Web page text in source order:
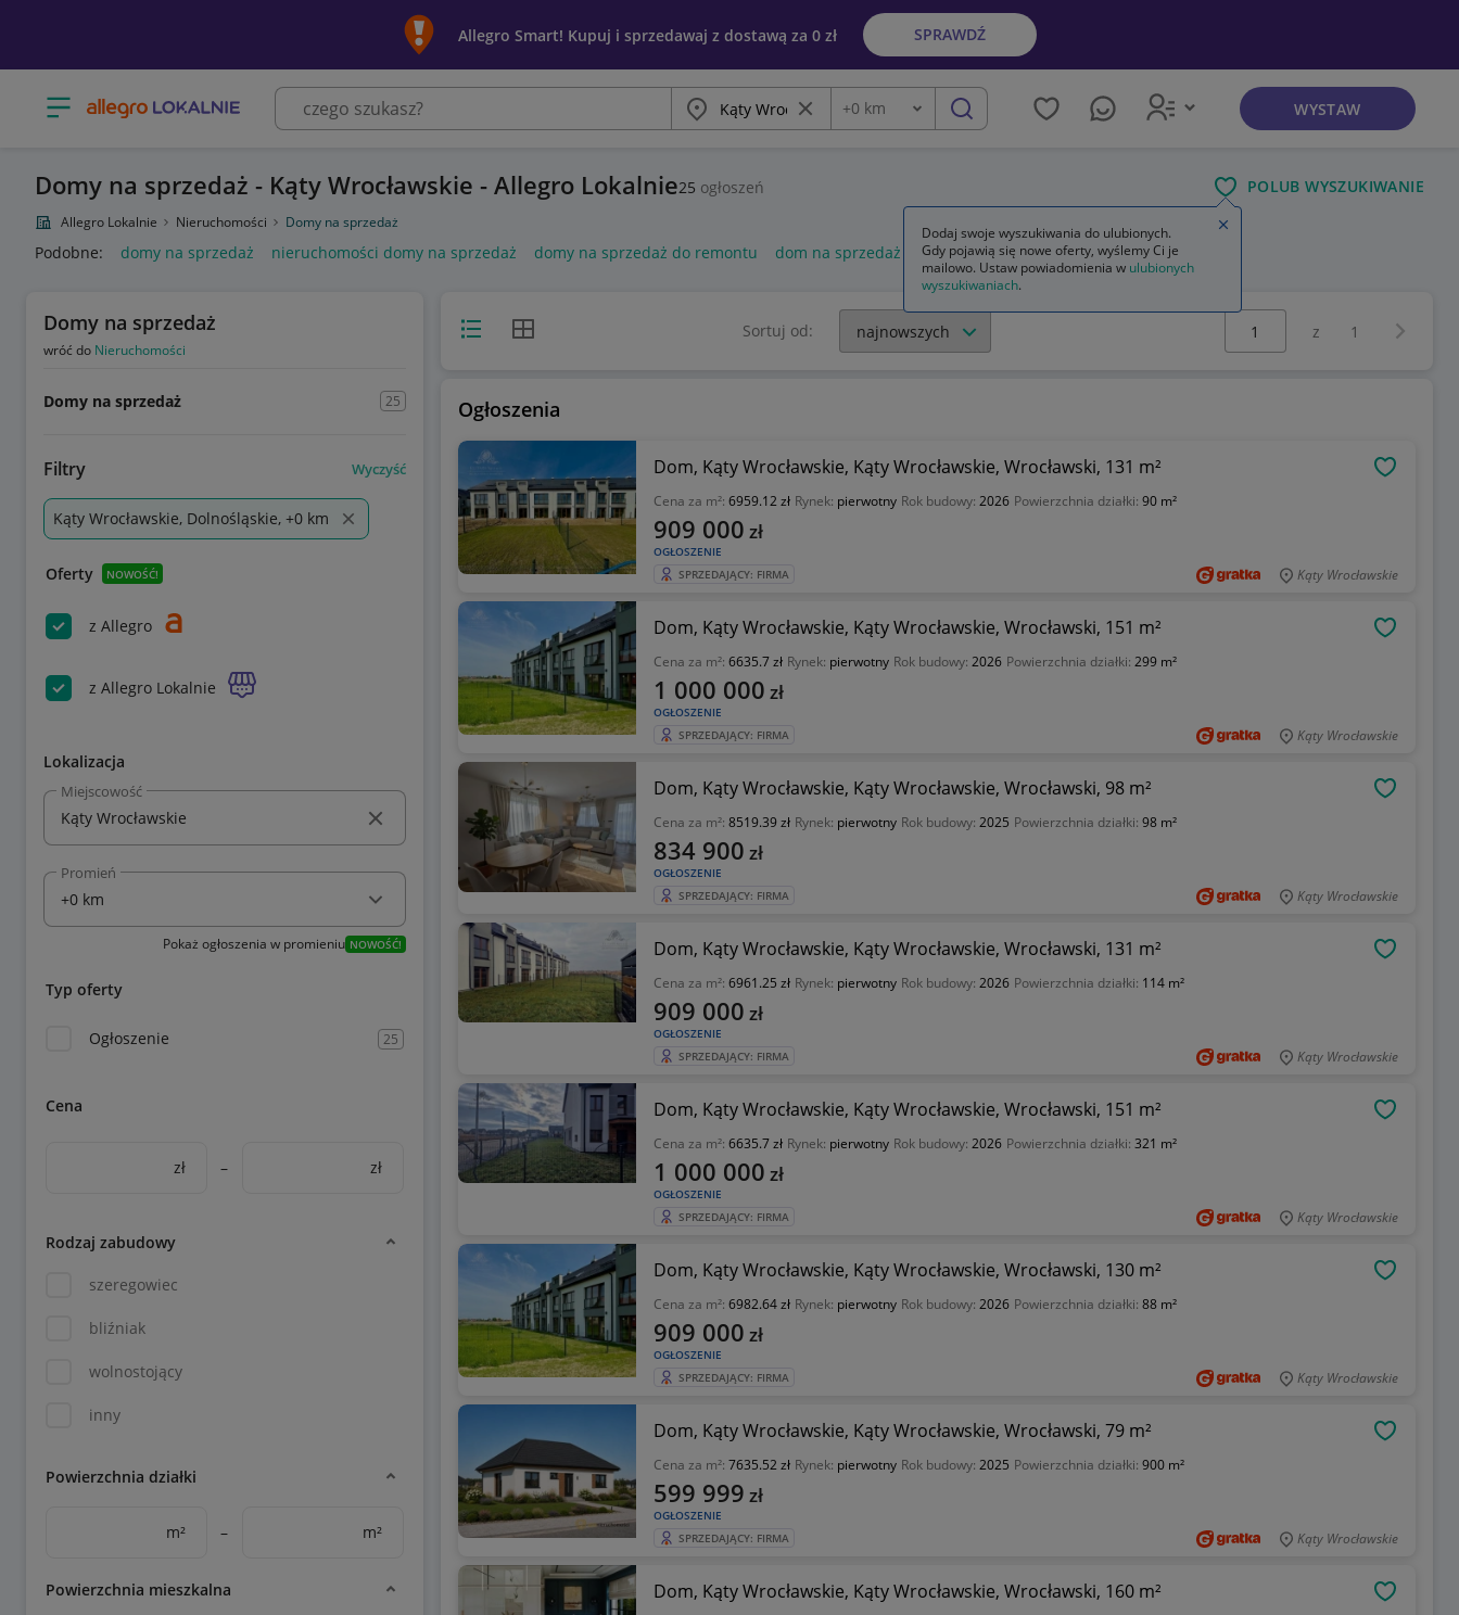
Allegro Smart! Kupuj i sprzedawaj z dostawą za 0 zł SPRAWDŹ
Otwórz menu z kategoriami Miasto Wyczyść frazę
Odległość
+0 km szukaj WYSTAW
Domy na sprzedaż - Kąty Wrocławskie - Allegro Lokalnie25 ogłoszeń POLUB WYSZUKIWANIE
Allegro Lokalnie Nieruchomości Domy na sprzedaż
Podobne: domy na sprzedaż nieruchomości domy na sprzedaż domy na sprzedaż do remontu dom na sprzedaż baner sprzedam dom
Domy na sprzedaż
wróć do Nieruchomości
Domy na sprzedaż 25
Filtry Wyczyść
Kąty Wrocławskie, Dolnośląskie, +0 km
Oferty NOWOŚĆ!
z Allegro
z Allegro Lokalnie
Lokalizacja
Miejscowość
Promień
Pokaż ogłoszenia w promieniu NOWOŚĆ!
Typ oferty
Ogłoszenie 25
Cena
zł – zł
Rodzaj zabudowy
szeregowiec
bliźniak
wolnostojący
inny
Powierzchnia działki
m² – m²
Powierzchnia mieszkalna
Widok listyWidok siatki Sortuj od:
Wybierz stronę:
z 1
Ogłoszenia
Dom, Kąty Wrocławskie, Kąty Wrocławskie, Wrocławski, 131 m²
Cena za m²: 6959.12 zł Rynek: pierwotny Rok budowy: 2026 Powierzchnia działki: 90 m²
OGŁOSZENIE
909 000 zł
SPRZEDAJĄCY: FIRMA Kąty Wrocławskie
Dom, Kąty Wrocławskie, Kąty Wrocławskie, Wrocławski, 151 m²
Cena za m²: 6635.7 zł Rynek: pierwotny Rok budowy: 2026 Powierzchnia działki: 299 m²
OGŁOSZENIE
1 000 000 zł
SPRZEDAJĄCY: FIRMA Kąty Wrocławskie
Dom, Kąty Wrocławskie, Kąty Wrocławskie, Wrocławski, 98 m²
Cena za m²: 8519.39 zł Rynek: pierwotny Rok budowy: 2025 Powierzchnia działki: 98 m²
OGŁOSZENIE
834 900 zł
SPRZEDAJĄCY: FIRMA Kąty Wrocławskie
Dom, Kąty Wrocławskie, Kąty Wrocławskie, Wrocławski, 131 m²
Cena za m²: 6961.25 zł Rynek: pierwotny Rok budowy: 2026 Powierzchnia działki: 114 m²
OGŁOSZENIE
909 000 zł
SPRZEDAJĄCY: FIRMA Kąty Wrocławskie
Dom, Kąty Wrocławskie, Kąty Wrocławskie, Wrocławski, 151 m²
Cena za m²: 6635.7 zł Rynek: pierwotny Rok budowy: 2026 Powierzchnia działki: 321 m²
OGŁOSZENIE
1 000 000 zł
SPRZEDAJĄCY: FIRMA Kąty Wrocławskie
Dom, Kąty Wrocławskie, Kąty Wrocławskie, Wrocławski, 130 m²
Cena za m²: 6982.64 zł Rynek: pierwotny Rok budowy: 2026 Powierzchnia działki: 88 m²
OGŁOSZENIE
909 000 zł
SPRZEDAJĄCY: FIRMA Kąty Wrocławskie
Dom, Kąty Wrocławskie, Kąty Wrocławskie, Wrocławski, 79 m²
Cena za m²: 7635.52 zł Rynek: pierwotny Rok budowy: 2025 Powierzchnia działki: 900 m²
OGŁOSZENIE
599 999 zł
SPRZEDAJĄCY: FIRMA Kąty Wrocławskie
Dom, Kąty Wrocławskie, Kąty Wrocławskie, Wrocławski, 160 m²
Dodaj swoje wyszukiwania do ulubionych.
Gdy pojawią się nowe oferty, wyślemy Ci je
mailowo. Ustaw powiadomienia w ulubionych
wyszukiwaniach.
Zamknij wskazówkę